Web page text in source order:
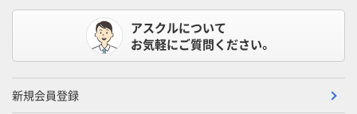
アスクルについて
お気軽にご質問ください。
新規会員登録